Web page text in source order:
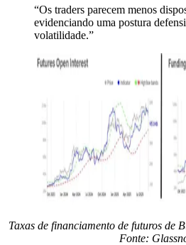
“Os traders parecem menos
evidenciando uma postura
volatilidade.”
Taxas de financiamento de futuros de
Fonte: